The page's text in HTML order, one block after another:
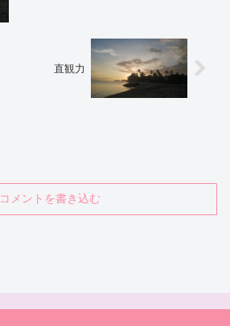
直観力
コメントを書き込む